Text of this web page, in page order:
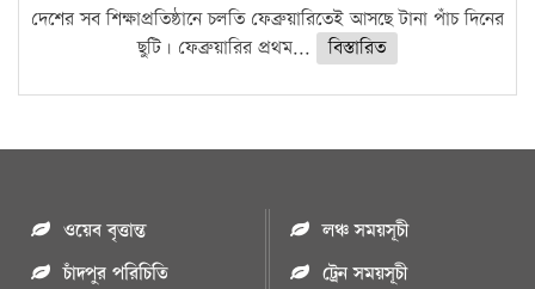
দেশের সব শিক্ষাপ্রতিষ্ঠানে চলতি ফেব্রুয়ারিতেই আসছে টানা পাঁচ দিনের
ছুটি। ফেব্রুয়ারির প্রথম...
বিস্তারিত
ওয়েব বৃত্তান্ত
চাঁদপুর পরিচিতি
লঞ্চ সময়সূচী
ট্রেন সময়সূচী